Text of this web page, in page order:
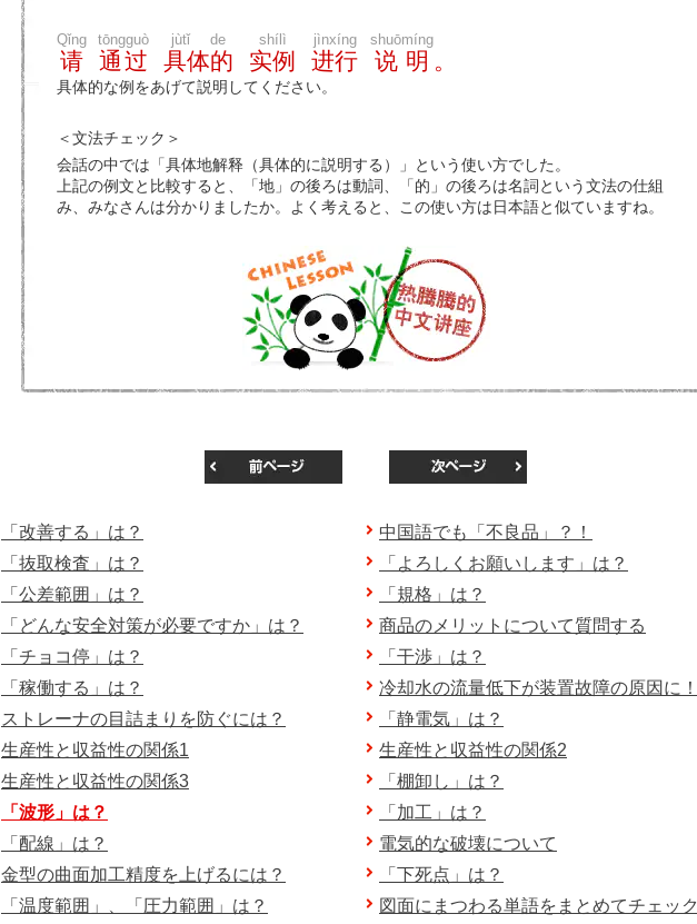
请
Qǐng
通过
tōngguò
具体的
jùtǐ de
实例
shílì
进行
jìnxíng
说明
shuōmíng
。
具体的な例をあげて説明してください。
＜文法チェック＞
会話の中では「具体地解释（具体的に説明する）」という使い方でした。
上記の例文と比較すると、「地」の後ろは動詞、「的」の後ろは名詞という文法の仕組
み、みなさんは分かりましたか。よく考えると、この使い方は日本語と似ていますね。
「改善する」は？
中国語でも「不良品」？！
「抜取検査」は？
「よろしくお願いします」は？
「公差範囲」は？
「規格」は？
「どんな安全対策が必要ですか」は？
商品のメリットについて質問する
「チョコ停」は？
「干渉」は？
「稼働する」は？
冷却水の流量低下が装置故障の原因に！
ストレーナの目詰まりを防ぐには？
「静電気」は？
生産性と収益性の関係1
生産性と収益性の関係2
生産性と収益性の関係3
「棚卸し」は？
「波形」は？
「加工」は？
「配線」は？
電気的な破壊について
金型の曲面加工精度を上げるには？
「下死点」は？
「温度範囲」、「圧力範囲」は？
図面にまつわる単語をまとめてチェック